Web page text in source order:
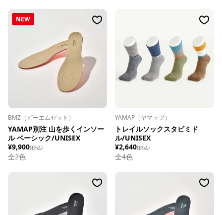
NEW
BMZ（ビーエムゼット）
YAMAP別注 山を歩くインソー
ル ベーシック/UNISEX
¥9,900(税込)
全2色
YAMAP（ヤマップ）
トレイルソックスタビミド
ル/UNISEX
¥2,640(税込)
全4色